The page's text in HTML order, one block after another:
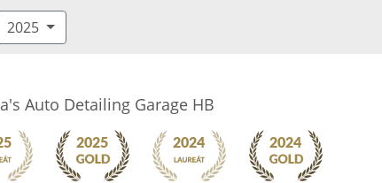
2025
Auto Detailing Garage HB